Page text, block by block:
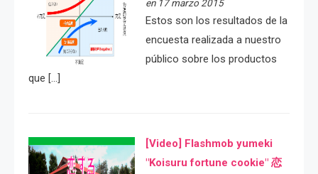
en 17 marzo 2015
Estos son los resultados de la
encuesta realizada a nuestro
público sobre los productos
que […]
[Video] Flashmob yumeki
"Koisuru fortune cookie" 恋